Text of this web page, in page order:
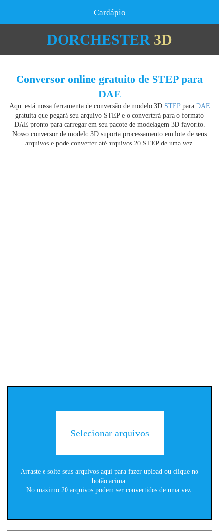
Cardápio
DORCHESTER 3D
Conversor online gratuito de STEP para
DAE
Aqui está nossa ferramenta de conversão de modelo 3D STEPpara DAE
gratuita que pegará seu arquivo STEP e o converterá para o formato
DAE pronto para carregar em seu pacote de modelagem 3D favorito.
Nosso conversor de modelo 3D suporta processamento em lote de seus
arquivos e pode converter até arquivos 20 STEP de uma vez.
Selecionar arquivos
Arraste e solte seus arquivos aqui para fazer upload ou clique no
botão acima.
No máximo 20 arquivos podem ser convertidos de uma vez.